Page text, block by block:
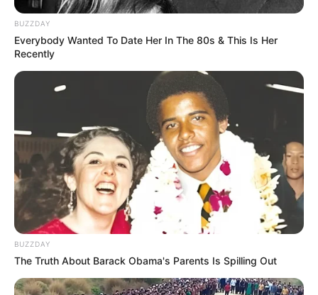
BUZZDAY
Everybody Wanted To Date Her In The 80s & This Is Her
Recently
BUZZDAY
The Truth About Barack Obama's Parents Is Spilling Out